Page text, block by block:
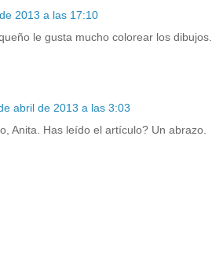
2013 a las 17:10
le gusta mucho colorear los dibujos.
abril de 2013 a las 3:03
Anita. Has leído el artículo? Un abrazo.